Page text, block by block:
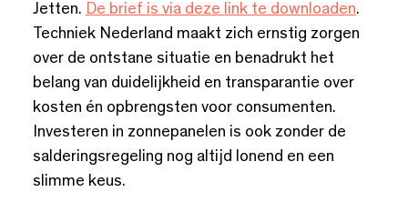
Jetten. De brief is via deze link te downloaden.
Techniek Nederland maakt zich ernstig zorgen
over de ontstane situatie en benadrukt het
belang van duidelijkheid en transparantie over
kosten én opbrengsten voor consumenten.
Investeren in zonnepanelen is ook zonder de
salderingsregeling nog altijd lonend en een
slimme keus.